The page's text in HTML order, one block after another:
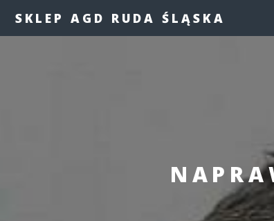
SKLEP AGD RUDA ŚLĄSKA